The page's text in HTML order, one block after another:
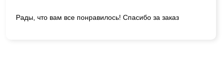
Рады, что вам все понравилось! Спасибо за заказ